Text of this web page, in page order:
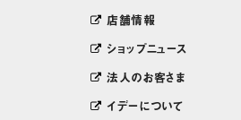
店舗情報
ショップニュース
法人のお客さま
イデーについて